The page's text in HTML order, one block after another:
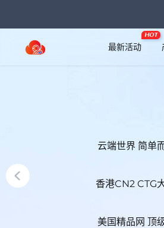
最新活动
HOT
云端世界 简单
香港CN2 CTG
美国精品网 顶